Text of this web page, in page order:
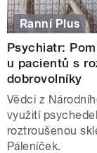
Ranní Plus
Psychiatr:
u pacientů s
dobrovolníky
Vědci z
využití
roztroušenou
Páleníček.